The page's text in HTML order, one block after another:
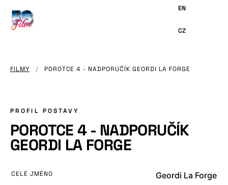
OBSAHU
FILMY / POROTCE 4 - NADPORUČÍK GEORDI LA FORGE
PROFIL POSTAVY
POROTCE 4 - NADPORUČÍK
GEORDI LA FORGE
CELÉ JMÉNO Geordi La Forge